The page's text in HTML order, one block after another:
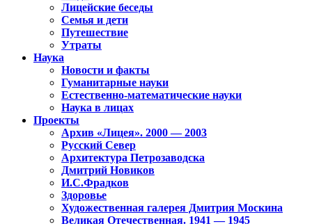
Лицейские беседы
Семья и дети
Путешествие
Утраты
Наука
Новости и факты
Гуманитарные науки
Естественно-математические науки
Наука в лицах
Проекты
Архив «Лицея». 2000 — 2003
Русский Север
Архитектура Петрозаводска
Дмитрий Новиков
И.С.Фрадков
Здоровье
Художественная галерея Дмитрия Москина
Великая Отечественная. 1941 — 1945